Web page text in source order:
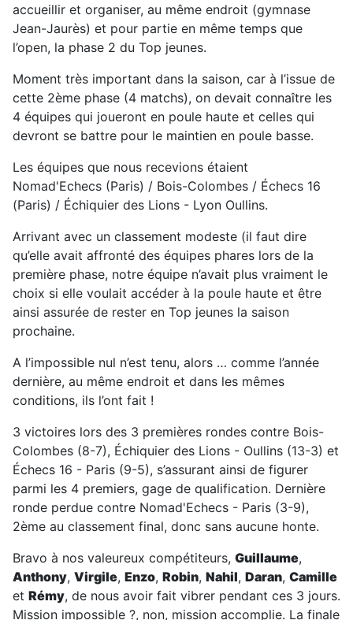
accueillir et organiser, au même endroit (gymnase
Jean-Jaurès) et pour partie en même temps que
l’open, la phase 2 du Top jeunes.
Moment très important dans la saison, car à l’issue de
cette 2ème phase (4 matchs), on devait connaître les
4 équipes qui joueront en poule haute et celles qui
devront se battre pour le maintien en poule basse.
Les équipes que nous recevions étaient
Nomad'Echecs (Paris) / Bois-Colombes / Échecs 16
(Paris) / Échiquier des Lions - Lyon Oullins.
Arrivant avec un classement modeste (il faut dire
qu’elle avait affronté des équipes phares lors de la
première phase, notre équipe n’avait plus vraiment le
choix si elle voulait accéder à la poule haute et être
ainsi assurée de rester en Top jeunes la saison
prochaine.
A l’impossible nul n’est tenu, alors … comme l’année
dernière, au même endroit et dans les mêmes
conditions, ils l’ont fait !
3 victoires lors des 3 premières rondes contre Bois-
Colombes (8-7), Échiquier des Lions - Oullins (13-3) et
Échecs 16 - Paris (9-5), s’assurant ainsi de figurer
parmi les 4 premiers, gage de qualification. Dernière
ronde perdue contre Nomad'Echecs - Paris (3-9),
2ème au classement final, donc sans aucune honte.
Bravo à nos valeureux compétiteurs, Guillaume,
Anthony, Virgile, Enzo, Robin, Nahil, Daran, Camille
et Rémy, de nous avoir fait vibrer pendant ces 3 jours.
Mission impossible ?, non, mission accomplie. La finale